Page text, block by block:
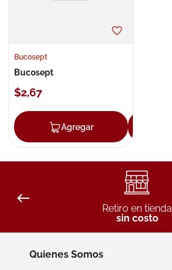
Bucosept
Bucosept
$2,67
Agregar
Retiro en tienda
sin costo
Quienes Somos